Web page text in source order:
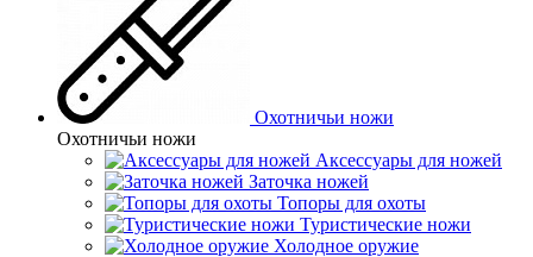
Охотничьи ножи
Охотничьи ножи
Аксессуары для ножей
Заточка ножей
Топоры для охоты
Туристические ножи
Холодное оружие